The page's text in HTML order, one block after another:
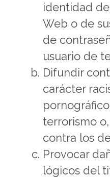
identidad
Web o de
de
usuario de
Difundir
carácter
terrorismo
contra los
Provocar
lógicos del